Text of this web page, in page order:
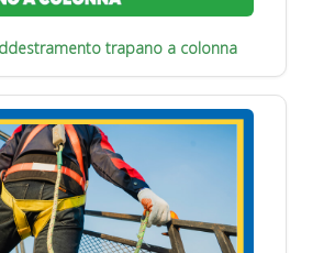
trapano a colonna